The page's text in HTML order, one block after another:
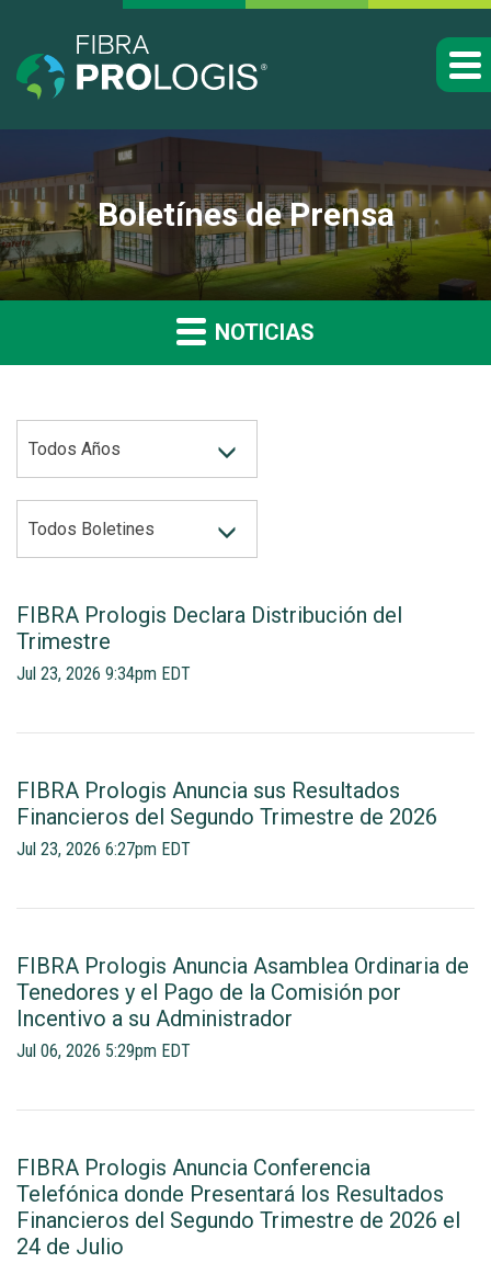
Boletínes de Prensa
NOTICIAS
Todos Años
Todos Boletines
FIBRA Prologis Declara Distribución del
Trimestre
Jul 23, 2026 9:34pm EDT
FIBRA Prologis Anuncia sus Resultados
Financieros del Segundo Trimestre de 2026
Jul 23, 2026 6:27pm EDT
FIBRA Prologis Anuncia Asamblea Ordinaria de
Tenedores y el Pago de la Comisión por
Incentivo a su Administrador
Jul 06, 2026 5:29pm EDT
FIBRA Prologis Anuncia Conferencia
Telefónica donde Presentará los Resultados
Financieros del Segundo Trimestre de 2026 el
24 de Julio